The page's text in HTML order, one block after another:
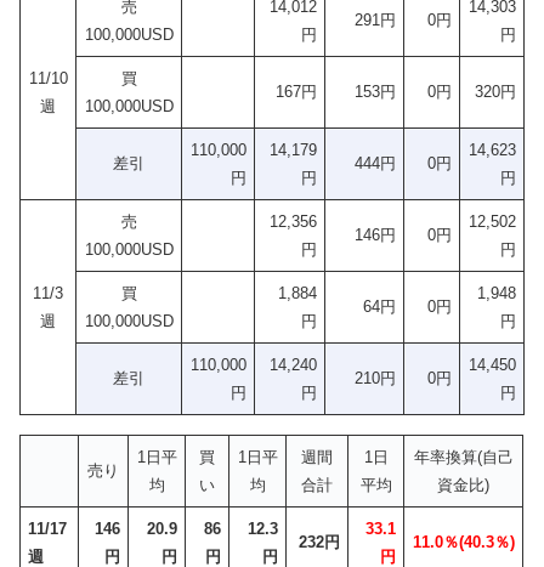
11/10
週
売
100,000USD
14,012
円
291円 0円
14,303
円
買
100,000USD
167円 153円 0円 320円
差引
110,000
円
14,179
円
444円 0円
14,623
円
11/3
週
売
100,000USD
12,356
円
146円 0円
12,502
円
買
100,000USD
1,884
円
64円 0円
1,948
円
差引
110,000
円
14,240
円
210円 0円
14,450
円
売り
1日平
均
買
い
1日平
均
週間
合計
1日
平均
年率換算(自己
資金比)
11/17
週
146
円
20.9
円
86
円
12.3
円
232円
33.1
円
11.0％(40.3％)